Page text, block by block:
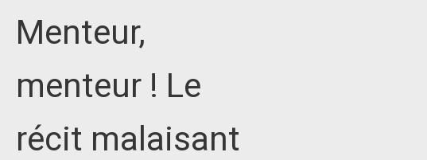
Menteur,
menteur ! Le
récit malaisant